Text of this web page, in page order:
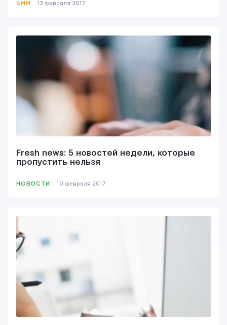
SMM 13 февраля 2017
Fresh news: 5 новостей недели, которые
пропустить нельзя
НОВОСТИ 10 февраля 2017
Контактная информация
info@yudjes.com
Rävala pst 8-ruum 810, 10143, Tallinn
Yudjes OÜ
Свяжитесь с нами